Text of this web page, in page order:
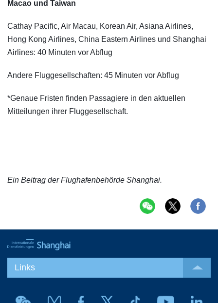
Macao und Taiwan
Cathay Pacific, Air Macau, Korean Air, Asiana Airlines,
Hong Kong Airlines, China Eastern Airlines und Shanghai
Airlines: 40 Minuten vor Abflug
Andere Fluggesellschaften: 45 Minuten vor Abflug
*Genaue Fristen finden Passagiere in den aktuellen
Mitteilungen ihrer Fluggesellschaft.
Ein Beitrag der Flughafenbehörde Shanghai.
Links